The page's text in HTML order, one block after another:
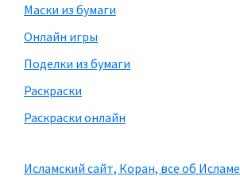
Маски из бумаги
Онлайн игры
Поделки из бумаги
Раскраски
Раскраски онлайн
Исламский сайт, Коран, все об Исламе